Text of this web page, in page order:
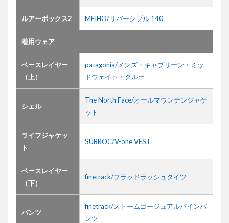
ルアーボックス2 MEIHO/リバーシブル 140
着用ウェア
ベースレイヤー
（上）
patagonia/メンズ・キャプリーン・ミッ
ドウェイト・クルー
シェル
The North Face/オールマウンテンジャケ
ット
ライフジャケッ
ト
SUBROC/V-one VEST
ベースレイヤー
（下）
finetrack/フラッドラッシュタイツ
パンツ
finetrack/ストームゴージュアルパインパ
ンツ